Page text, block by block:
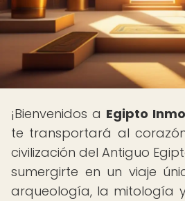
¡Bienvenidos a Egipto
te transportará al
civilización del Antiguo
sumergirte en un viaje
arqueología, la mitología